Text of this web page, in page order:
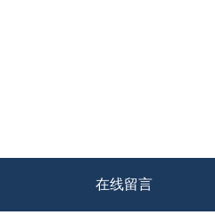
在线留言